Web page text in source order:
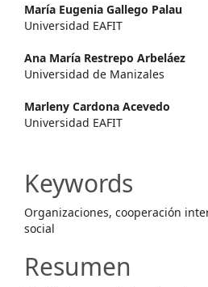
María Eugenia Gallego Palau
Universidad EAFIT
Ana María Restrepo Arbeláez
Universidad de Manizales
Marleny Cardona Acevedo
Universidad EAFIT
Keywords
Organizaciones, cooperación
social
Resumen